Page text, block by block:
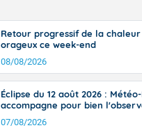
Retour progressif de la
orageux ce week-end
08/08/2026
Éclipse du 12 août 2026 :
accompagne pour bien
07/08/2026